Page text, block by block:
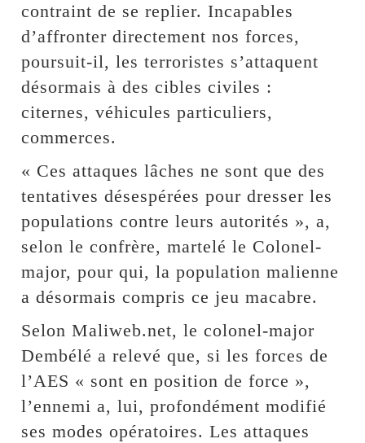
contraint de se replier. Incapables
d’affronter directement nos forces,
poursuit-il, les terroristes s’attaquent
désormais à des cibles civiles :
citernes, véhicules particuliers,
commerces.
« Ces attaques lâches ne sont que des
tentatives désespérées pour dresser les
populations contre leurs autorités », a,
selon le confrère, martelé le Colonel-
major, pour qui, la population malienne
a désormais compris ce jeu macabre.
Selon Maliweb.net, le colonel-major
Dembélé a relevé que, si les forces de
l’AES « sont en position de force »,
l’ennemi a, lui, profondément modifié
ses modes opératoires. Les attaques